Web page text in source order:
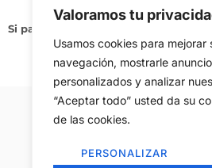
Valoramos tu
Usamos cookies para
navegación, mostrarle
personalizados y analizar
“Aceptar todo” usted da su
de las cookies.
PERSONALIZAR
Si pasa en el Norte, te lo contamos